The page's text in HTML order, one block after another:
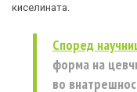
киселината.
Според
форма на
во